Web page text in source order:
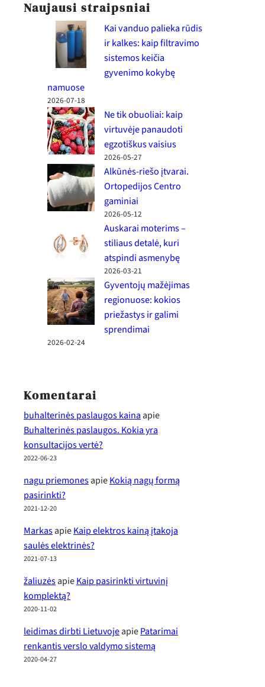
Naujausi straipsniai
Kai vanduo palieka rūdis
ir kalkes: kaip filtravimo
sistemos keičia
gyvenimo kokybę
namuose
2026-07-18
Ne tik obuoliai: kaip
virtuvėje panaudoti
egzotiškus vaisius
2026-05-27
Alkūnės-riešo įtvarai.
Ortopedijos Centro
gaminiai
2026-05-12
Auskarai moterims –
stiliaus detalė, kuri
atspindi asmenybę
2026-03-21
Gyventojų mažėjimas
regionuose: kokios
priežastys ir galimi
sprendimai
2026-02-24
Komentarai
buhalterinės paslaugos kainaapie
Buhalterinės paslaugos. Kokia yra
konsultacijos vertė?
2022-06-23
nagu priemonesapieKokią nagų formą
pasirinkti?
2021-12-20
MarkasapieKaip elektros kainą įtakoja
saulės elektrinės?
2021-07-13
žaliuzėsapieKaip pasirinkti virtuvinį
komplektą?
2020-11-02
leidimas dirbti LietuvojeapiePatarimai
renkantis verslo valdymo sistemą
2020-04-27